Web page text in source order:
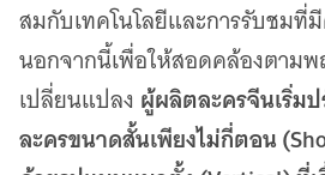
สมกับเทคโนโลยีและการรับชมที่
นอกจากนี้เพื่อให้สอดคล้องตาม
เปลี่ยนแปลง ผู้ผลิตละครจีนเริ่ม
ละครขนาดสั้นเพียงไม่กี่ตอน